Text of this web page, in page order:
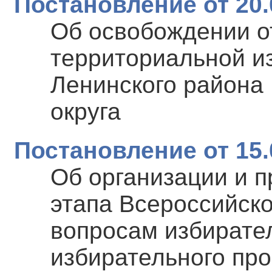
Об освобождении
территориальной
Ленинского района
округа
Постановление от
Об организации и
этапа
вопросам
избирательного